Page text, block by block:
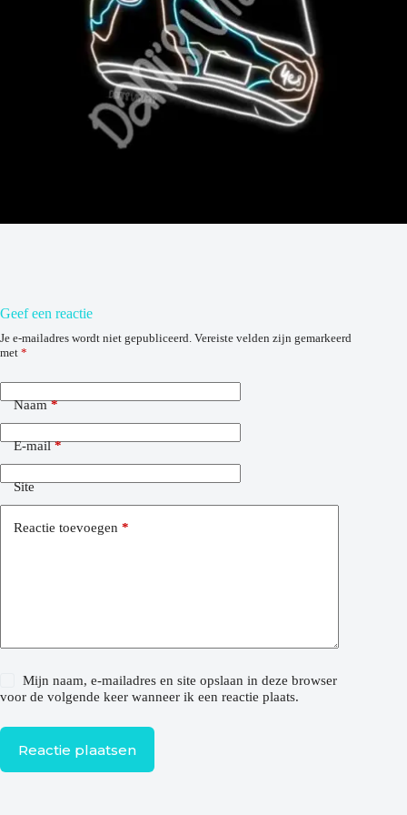
Geef een reactie
Je e-mailadres wordt niet gepubliceerd. Vereiste velden zijn gemarkeerd
met *
Naam*
E-mail*
Site
Reactie toevoegen *
Mijn naam, e-mailadres en site opslaan in deze browser
voor de volgende keer wanneer ik een reactie plaats.
Reactie plaatsen